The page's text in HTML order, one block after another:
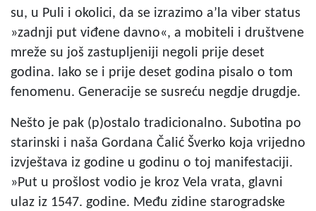
su, u Puli i okolici, da se izrazimo a’la viber status
»zadnji put viđene davno«, a mobiteli i društvene
mreže su još zastupljeniji negoli prije deset
godina. Iako se i prije deset godina pisalo o tom
fenomenu. Generacije se susreću negdje drugdje.
Nešto je pak (p)ostalo tradicionalno. Subotina po
starinski i naša Gordana Čalić Šverko koja vrijedno
izvještava iz godine u godinu o toj manifestaciji.
»Put u prošlost vodio je kroz Vela vrata, glavni
ulaz iz 1547. godine. Među zidine starogradske